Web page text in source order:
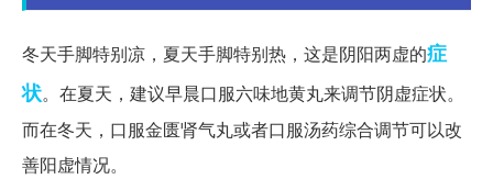
冬天手脚特别凉，夏天手脚特别热，这是阴阳两虚的症
状。在夏天，建议早晨口服六味地黄丸来调节阴虚症状。
而在冬天，口服金匮肾气丸或者口服汤药综合调节可以改
善阳虚情况。